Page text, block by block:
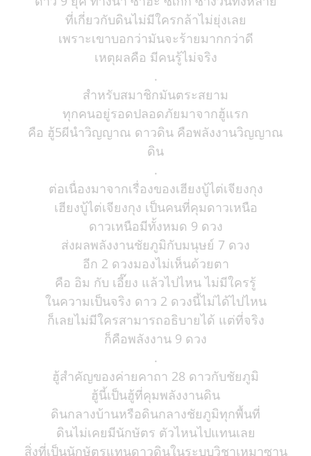
ที่เกี่ยวกับดินไม่มีใครกล้าไม่ยุ่งเลย
เพราะเขาบอกว่ามันจะร้ายมากกว่าดี
เหตุผลคือ มีคนรู้ไม่จริง
.
สำหรับสมาชิกมันตระสยาม
ทุกคนอยู่รอดปลอดภัยมาจากฮู้แรก
คือ ฮู้5ผีนำวิญญาณ ดาวดิน คือพลังงานวิญญาณ
ดิน
.
ต่อเนื่องมาจากเรื่องของเฮียงบู้ไต่เจียงกุง
เฮียงบู้ไต่เจียงกุง เป็นคนที่คุมดาวเหนือ
ดาวเหนือมีทั้งหมด 9 ดวง
ส่งผลพลังงานชัยภูมิกับมนุษย์ 7 ดวง
อีก 2 ดวงมองไม่เห็นด้วยตา
คือ อิม กับ เอี๊ยง แล้วไปไหน ไม่มีใครรู้
ในความเป็นจริง ดาว 2 ดวงนี้ไม่ได้ไปไหน
ก็เลยไม่มีใครสามารถอธิบายได้ แต่ที่จริง
ก็คือพลังงาน 9 ดวง
.
ฮู้สำคัญของค่ายคาถา 28 ดาวกับชัยภูมิ
ฮู้นี้เป็นฮู้ที่คุมพลังงานดิน
ดินกลางบ้านหรือดินกลางชัยภูมิทุกพื้นที่
ดินไม่เคยมีนักษัตร ตัวไหนไปแทนเลย
สิ่งที่เป็นนักษัตรแทนดาวดินในระบบวิชาเหมาซาน